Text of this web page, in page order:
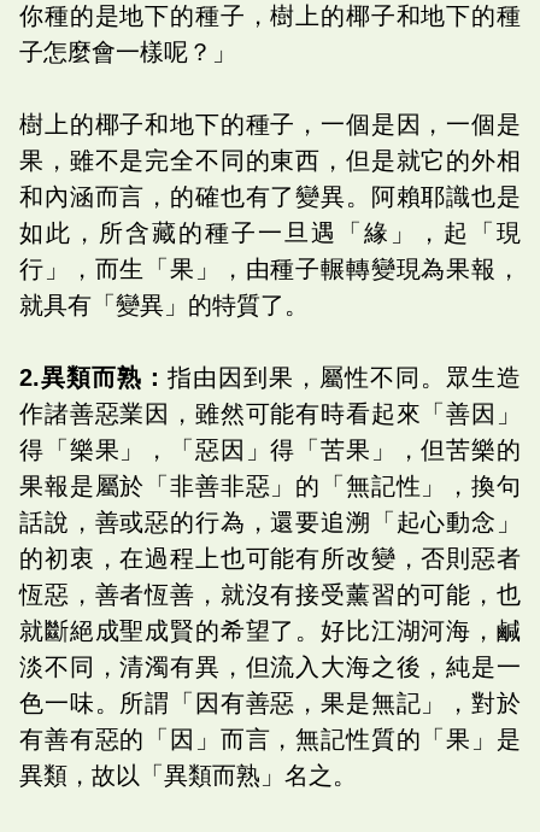
你種的是地下的種子，樹上的椰子和地下的種
子怎麼會一樣呢？」
樹上的椰子和地下的種子，一個是因，一個是
果，雖不是完全不同的東西，但是就它的外相
和內涵而言，的確也有了變異。阿賴耶識也是
如此，所含藏的種子一旦遇「緣」，起「現
行」，而生「果」，由種子輾轉變現為果報，
就具有「變異」的特質了。
2.異類而熟： 指由因到果，屬性不同。眾生造
作諸善惡業因，雖然可能有時看起來「善因」
得「樂果」，「惡因」得「苦果」，但苦樂的
果報是屬於「非善非惡」的「無記性」，換句
話說，善或惡的行為，還要追溯「起心動念」
的初衷，在過程上也可能有所改變，否則惡者
恆惡，善者恆善，就沒有接受薰習的可能，也
就斷絕成聖成賢的希望了。好比江湖河海，鹹
淡不同，清濁有異，但流入大海之後，純是一
色一味。所謂「因有善惡，果是無記」，對於
有善有惡的「因」而言，無記性質的「果」是
異類，故以「異類而熟」名之。